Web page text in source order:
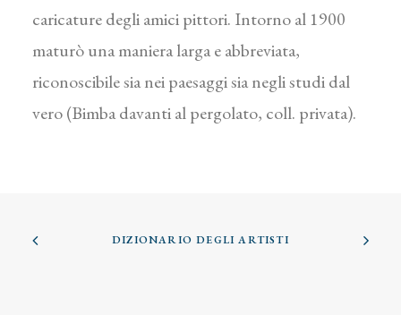
caricature degli amici pittori. Intorno al 1900
maturò una maniera larga e abbreviata,
riconoscibile sia nei paesaggi sia negli studi dal
vero (Bimba davanti al pergolato, coll. privata).
DIZIONARIO DEGLI ARTISTI